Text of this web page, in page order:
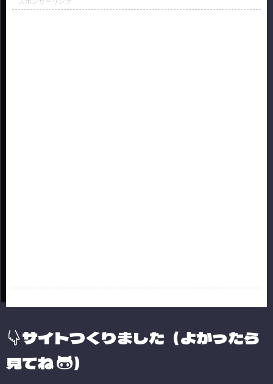
サイトつくりました（よかったら
見てね
）